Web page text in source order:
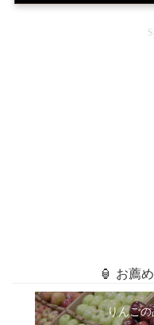
🏮 お薦
りんご